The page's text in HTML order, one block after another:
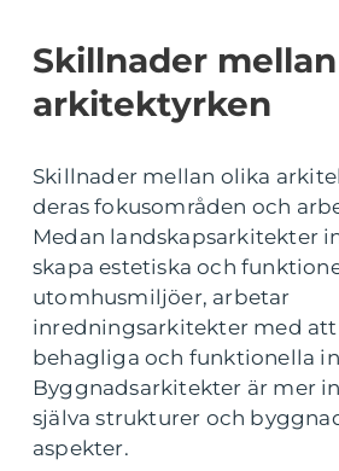
Skillnader
arkitektyrken
Skillnader mellan olika
deras fokusområden och
Medan landskapsarkitekter
skapa estetiska och
utomhusmiljöer, arbetar
inredningsarkitekter med att
behagliga och funktionella
Byggnadsarkitekter är mer
själva strukturer och
aspekter.